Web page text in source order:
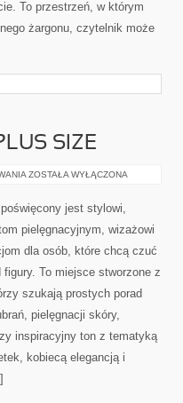
To przestrzeń, w którym
żargonu, czytelnik może
SIZE
TRENDY
W
MODZIE
SIZE
ZOSTAŁA WYŁĄCZONA
jest stylowi,
pielęgnacyjnym, wizażowi
dla osób, które chcą czuć
To miejsce stworzone z
szukają prostych porad
pielęgnacji skóry,
inspiracyjny ton z tematyką
kobiecą elegancją i